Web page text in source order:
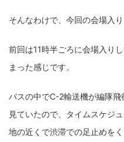
そんなわけで、今回の会場入
前回は11時半ごろに会場入り
まった感じです。
バスの中でC-2輸送機が編隊
見ていたので、タイムスケジ
地の近くで渋滞での足止めを